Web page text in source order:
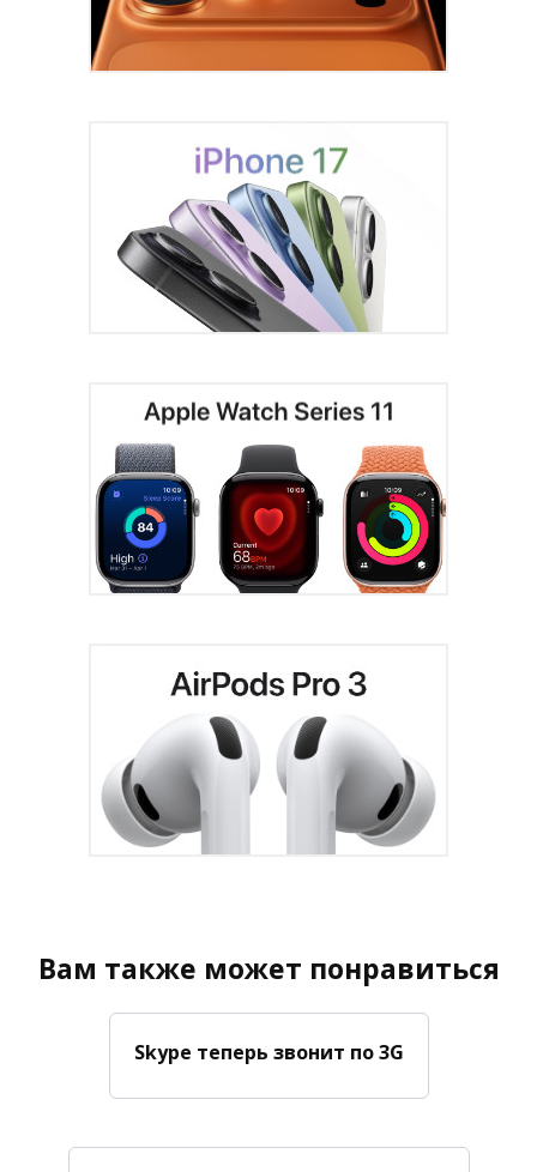
Вам также может понравиться
Skype теперь звонит по 3G